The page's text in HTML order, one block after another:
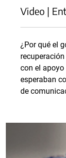
Video |
¿Por qué el
con el
esperaban
de